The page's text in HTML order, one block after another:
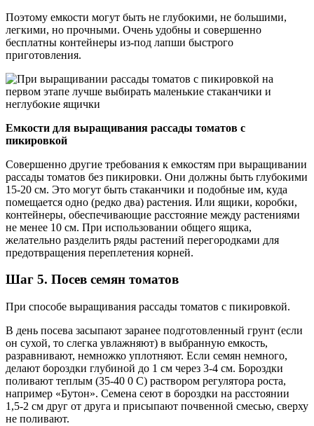
Поэтому емкости могут быть не глубокими, не большими,
легкими, но прочными. Очень удобны и совершенно
бесплатны контейнеры из-под лапши быстрого
приготовления.
Емкости для выращивания рассады томатов с
пикировкой
Совершенно другие требования к емкостям при выращивании
рассады томатов без пикировки. Они должны быть глубокими
15-20 см. Это могут быть стаканчики и подобные им, куда
помещается одно (редко два) растения. Или ящики, коробки,
контейнеры, обеспечивающие расстояние между растениями
не менее 10 см. При использовании общего ящика,
желательно разделить ряды растений перегородками для
предотвращения переплетения корней.
Шаг 5. Посев семян томатов
При способе выращивания рассады томатов с пикировкой.
В день посева засыпают заранее подготовленный грунт (если
он сухой, то слегка увлажняют) в выбранную емкость,
разравнивают, немножко уплотняют. Если семян немного,
делают бороздки глубиной до 1 см через 3-4 см. Бороздки
поливают теплым (35-40 0 С) раствором регулятора роста,
например «Бутон». Семена сеют в бороздки на расстоянии
1,5-2 см друг от друга и присыпают почвенной смесью, сверху
не поливают.